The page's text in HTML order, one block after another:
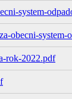
system-
obecni-system-
rok-2022.pdf